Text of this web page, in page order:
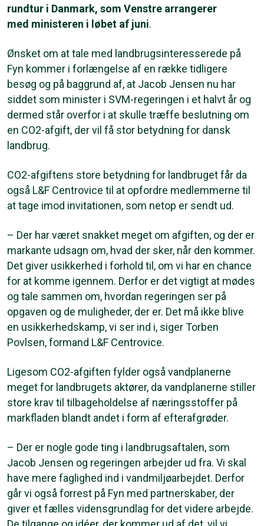
rundtur i Danmark, som Venstre arrangerer
med ministeren i løbet af juni.
Ønsket om at tale med landbrugsinteresserede på
Fyn kommer i forlængelse af en række tidligere
besøg og på baggrund af, at Jacob Jensen nu har
siddet som minister i SVM-regeringen i et halvt år og
dermed står overfor i at skulle træffe beslutning om
en CO2-afgift, der vil få stor betydning for dansk
landbrug.
CO2-afgiftens store betydning for landbruget får da
også L&F Centrovice til at opfordre medlemmerne til
at tage imod invitationen, som netop er sendt ud.
– Der har været snakket meget om afgiften, og der er
markante udsagn om, hvad der sker, når den kommer.
Det giver usikkerhed i forhold til, om vi har en chance
for at komme igennem. Derfor er det vigtigt at mødes
og tale sammen om, hvordan regeringen ser på
opgaven og de muligheder, der er. Det må ikke blive
en usikkerhedskamp, vi ser ind i, siger Torben
Povlsen, formand L&F Centrovice.
Ligesom CO2-afgiften fylder også vandplanerne
meget for landbrugets aktører, da vandplanerne stiller
store krav til tilbageholdelse af næringsstoffer på
markfladen blandt andet i form af efterafgrøder.
– Der er nogle gode ting i landbrugsaftalen, som
Jacob Jensen og regeringen arbejder ud fra. Vi skal
have mere faglighed ind i vandmiljøarbejdet. Derfor
går vi også forrest på Fyn med partnerskaber, der
giver et fælles vidensgrundlag for det videre arbejde.